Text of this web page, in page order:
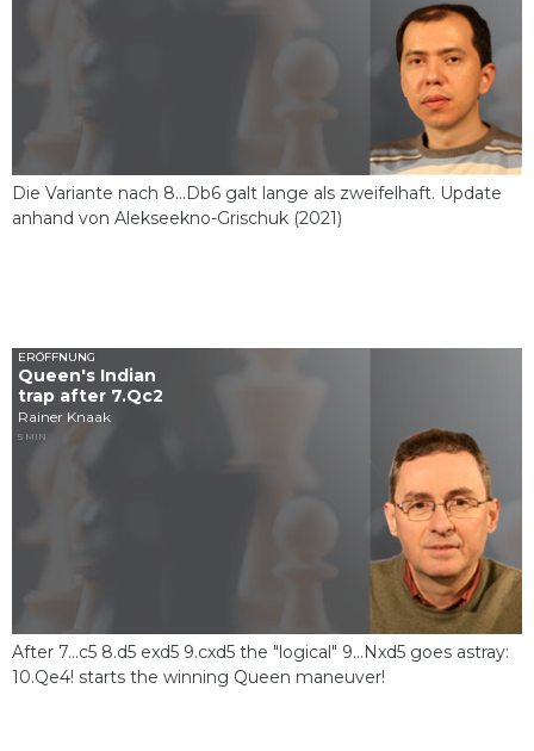
Die Variante nach 8...Db6 galt lange als zweifelhaft. Update
anhand von Alekseekno-Grischuk (2021)
ERÖFFNUNG
Queen's Indian
trap after 7.Qc2
Rainer Knaak
5 MIN
After 7...c5 8.d5 exd5 9.cxd5 the "logical" 9...Nxd5 goes astray:
10.Qe4! starts the winning Queen maneuver!